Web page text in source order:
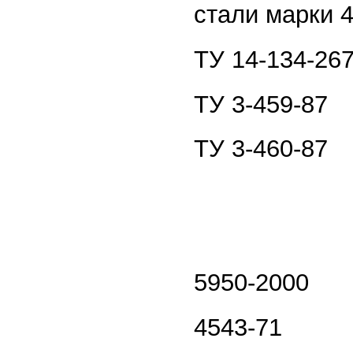
стали марки
ТУ 14-134-
ТУ 3-459-87
ТУ 3-460-87
5950-2000
4543-71